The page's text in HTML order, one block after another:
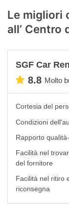
Le migliori
all’ Centro
SGF Car
8.8 Molto
Cortesia del
Condizioni
Rapporto
Facilità nel
del fornitore
Facilità nel ritiro
riconsegna